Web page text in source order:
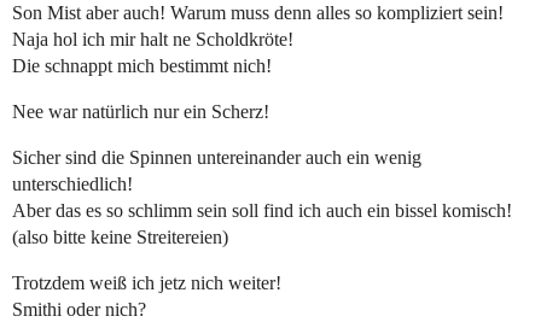
Son Mist aber auch! Warum muss denn alles so kompliziert sein!
Naja hol ich mir halt ne Scholdkröte!
Die schnappt mich bestimmt nich!
Nee war natürlich nur ein Scherz!
Sicher sind die Spinnen untereinander auch ein wenig
unterschiedlich!
Aber das es so schlimm sein soll find ich auch ein bissel komisch!
(also bitte keine Streitereien)
Trotzdem weiß ich jetz nich weiter!
Smithi oder nich?